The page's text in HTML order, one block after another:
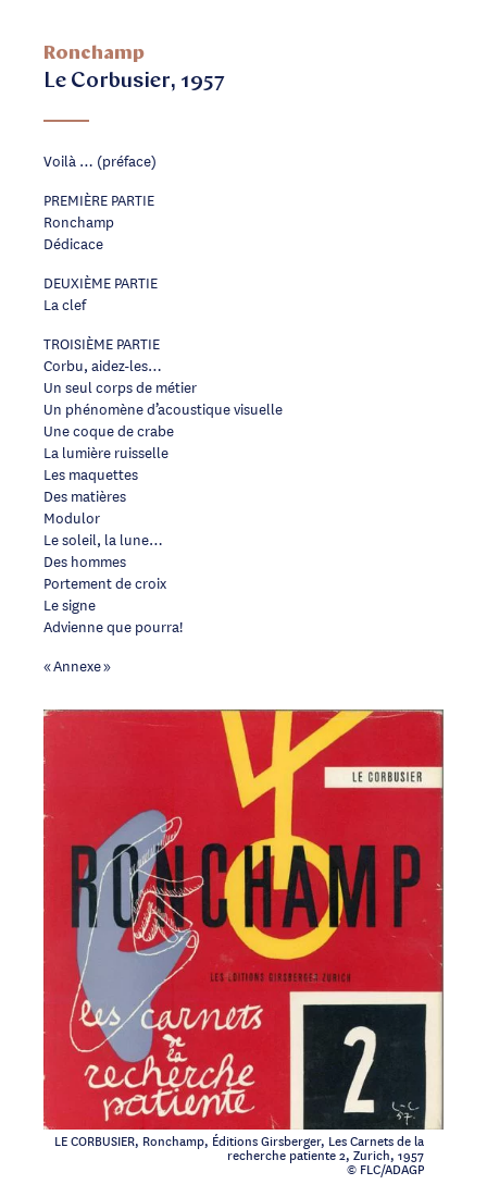
Ronchamp
Le Corbusier, 1957
LE CORBUSIER, Ronchamp, Éditions Girsberger, Les Carnets de la
recherche patiente 2, Zurich, 1957
© FLC/ADAGP
Voilà … (préface)
PREMIÈRE PARTIE
Ronchamp
Dédicace
DEUXIÈME PARTIE
La clef
TROISIÈME PARTIE
Corbu, aidez-les…
Un seul corps de métier
Un phénomène d’acoustique visuelle
Une coque de crabe
La lumière ruisselle
Les maquettes
Des matières
Modulor
Le soleil, la lune…
Des hommes
Portement de croix
Le signe
Advienne que pourra!
« Annexe »